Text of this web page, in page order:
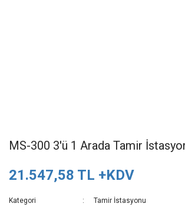
MS-300 3'ü 1 Arada Tamir
21.547,58 TL +KDV
Kategori
Tamir İstasyonu